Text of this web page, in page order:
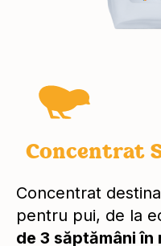
Concentrat
Concentrat
pentru pui, de la
de 3 săptămâni